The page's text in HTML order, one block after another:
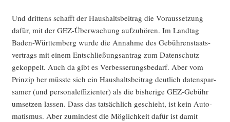
Und drit­tens schafft der Haus­halts­bei­trag die Vor­aus­set­zung
dafür, mit der GEZ-Über­wa­chung auf­zu­hö­ren. Im Land­tag
Baden-Würt­tem­berg wur­de die Annah­me des Gebüh­ren­staats­
ver­trags mit einem Ent­schlie­ßungs­an­trag zum Daten­schutz
gekop­pelt. Auch da gibt es Ver­bes­se­rungs­be­darf. Aber vom
Prin­zip her müss­te sich ein Haus­halts­bei­trag deut­lich daten­spar­
sa­mer (und per­so­nal­ef­fi­zi­en­ter) als die bis­he­ri­ge GEZ-Gebühr
umset­zen las­sen. Dass das tat­säch­lich geschieht, ist kein Auto­
ma­tis­mus. Aber zumin­dest die Mög­lich­keit dafür ist damit